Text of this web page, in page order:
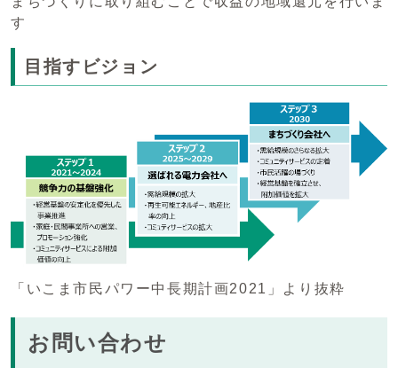
す
目指すビジョン
「いこま市民パワー中長期計画2021」より抜粋
お問い合わせ